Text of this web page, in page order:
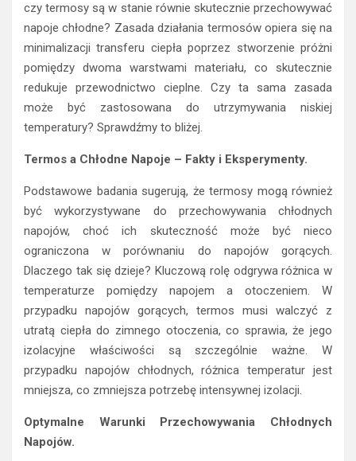
czy termosy są w stanie równie skutecznie przechowywać
napoje chłodne? Zasada działania termosów opiera się na
minimalizacji transferu ciepła poprzez stworzenie próżni
pomiędzy dwoma warstwami materiału, co skutecznie
redukuje przewodnictwo cieplne. Czy ta sama zasada
może być zastosowana do utrzymywania niskiej
temperatury? Sprawdźmy to bliżej.
Termos a Chłodne Napoje – Fakty i Eksperymenty.
Podstawowe badania sugerują, że termosy mogą również
być wykorzystywane do przechowywania chłodnych
napojów, choć ich skuteczność może być nieco
ograniczona w porównaniu do napojów gorących.
Dlaczego tak się dzieje? Kluczową rolę odgrywa różnica w
temperaturze pomiędzy napojem a otoczeniem. W
przypadku napojów gorących, termos musi walczyć z
utratą ciepła do zimnego otoczenia, co sprawia, że jego
izolacyjne właściwości są szczególnie ważne. W
przypadku napojów chłodnych, różnica temperatur jest
mniejsza, co zmniejsza potrzebę intensywnej izolacji.
Optymalne Warunki Przechowywania Chłodnych
Napojów.